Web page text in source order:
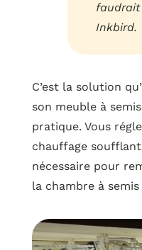
faudrait
Inkbird.
C’est la solution
son meuble à
pratique. Vous
chauffage soufflant
nécessaire pour
la chambre à semis